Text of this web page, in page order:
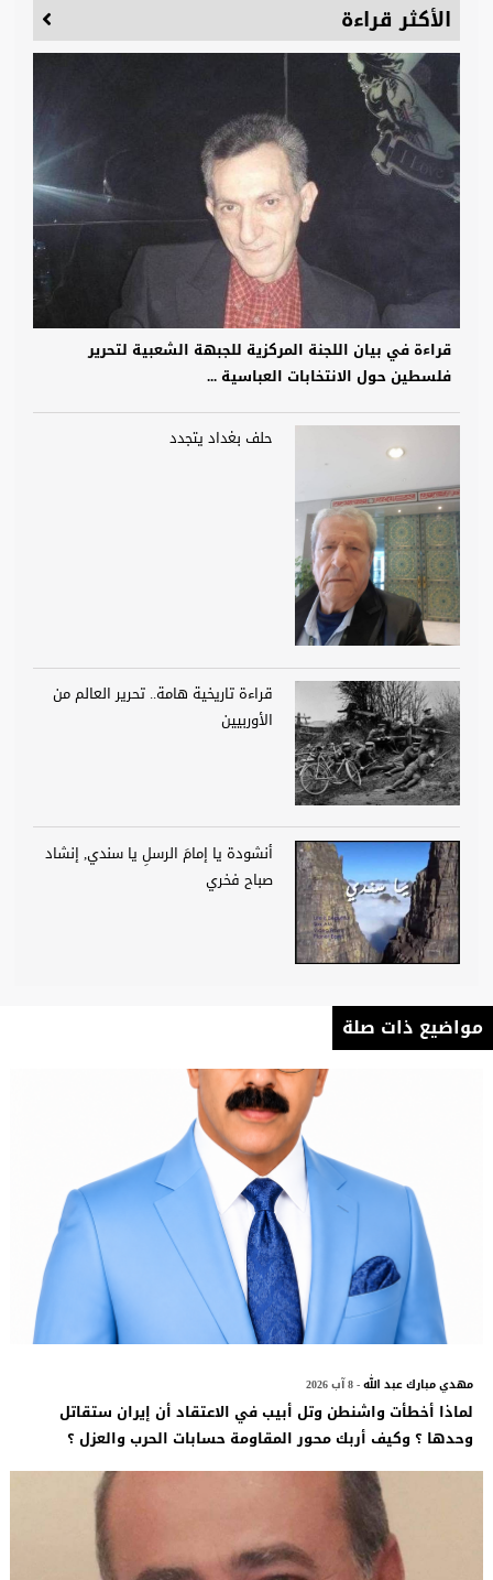
الأكثر قراءة
قراءة في بيان اللجنة المركزية للجبهة الشعبية لتحرير
فلسطين حول الانتخابات العباسية ...
حلف بغداد يتجدد
قراءة تاريخية هامة.. تحرير العالم من
الأوربيين
أنشودة يا إمامَ الرسلِ يا سندي, إنشاد
صباح فخري
مواضيع ذات صلة
مهدي مبارك عبد الله- 8 آب 2026
لماذا أخطأت واشنطن وتل أبيب في الاعتقاد أن إيران ستقاتل
وحدها ؟ وكيف أربك محور المقاومة حسابات الحرب والعزل ؟